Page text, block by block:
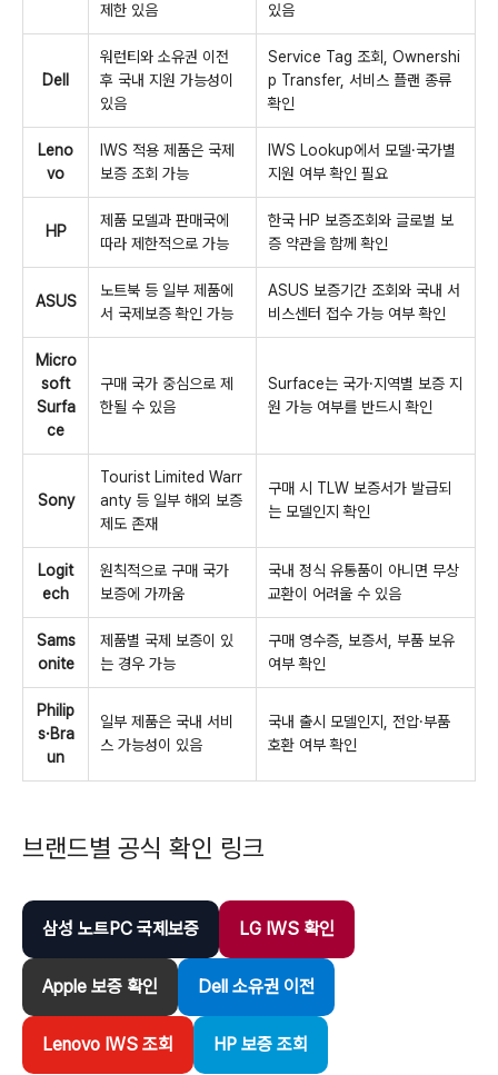
제한 있음
있음
Dell
워런티와 소유권 이전
후 국내 지원 가능성이
있음
Service Tag 조회, Ownershi
p Transfer, 서비스 플랜 종류
확인
Leno
vo
IWS 적용 제품은 국제
보증 조회 가능
IWS Lookup에서 모델·국가별
지원 여부 확인 필요
HP
제품 모델과 판매국에
따라 제한적으로 가능
한국 HP 보증조회와 글로벌 보
증 약관을 함께 확인
ASUS
노트북 등 일부 제품에
서 국제보증 확인 가능
ASUS 보증기간 조회와 국내 서
비스센터 접수 가능 여부 확인
Micro
soft
Surfa
ce
구매 국가 중심으로 제
한될 수 있음
Surface는 국가·지역별 보증 지
원 가능 여부를 반드시 확인
Sony
Tourist Limited Warr
anty 등 일부 해외 보증
제도 존재
구매 시 TLW 보증서가 발급되
는 모델인지 확인
Logit
ech
원칙적으로 구매 국가
보증에 가까움
국내 정식 유통품이 아니면 무상
교환이 어려울 수 있음
Sams
onite
제품별 국제 보증이 있
는 경우 가능
구매 영수증, 보증서, 부품 보유
여부 확인
Philip
s·Bra
un
일부 제품은 국내 서비
스 가능성이 있음
국내 출시 모델인지, 전압·부품
호환 여부 확인
브랜드별 공식 확인 링크
삼성 노트PC 국제보증 LG IWS 확인
Apple 보증 확인 Dell 소유권 이전
Lenovo IWS 조회 HP 보증 조회